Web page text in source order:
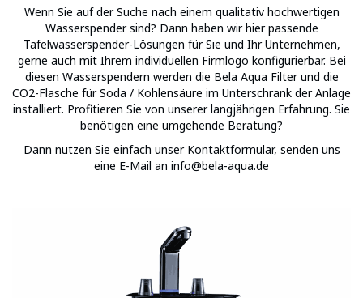
Wenn Sie auf der Suche nach einem qualitativ hochwertigen
Wasserspender sind? Dann haben wir hier passende
Tafelwasserspender-Lösungen für Sie und Ihr Unternehmen,
gerne auch mit Ihrem individuellen Firmlogo konfigurierbar. Bei
diesen Wasserspendern werden die Bela Aqua Filter und die
CO2-Flasche für Soda / Kohlensäure im Unterschrank der Anlage
installiert. Profitieren Sie von unserer langjährigen Erfahrung. Sie
benötigen eine umgehende Beratung?
Dann nutzen Sie einfach unser Kontaktformular, senden uns
eine E-Mail an info@bela-aqua.de